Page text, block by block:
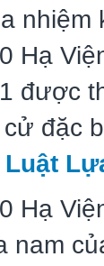
nhiệm
Hạ
được
đặc
Hạ
nam